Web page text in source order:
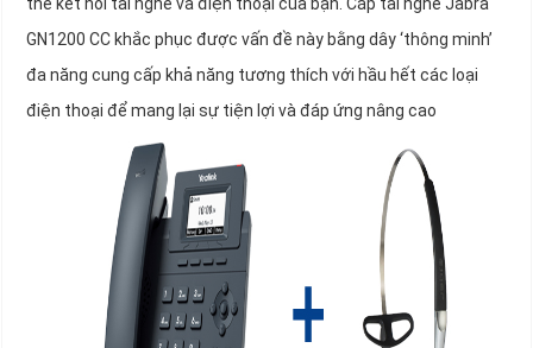
GN1200 CC khắc phục được vấn đề này bằng dây ‘thông minh’
đa năng cung cấp khả năng tương thích với hầu hết các loại
điện thoại để mang lại sự tiện lợi và đáp ứng nâng cao